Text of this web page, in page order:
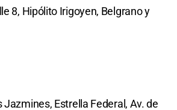
8, Hipólito Irigoyen, Belgrano y
Jazmines, Estrella Federal, Av. de